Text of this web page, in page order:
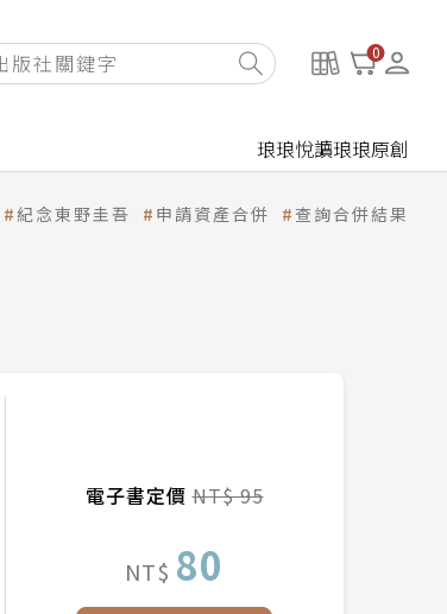
0
琅琅悅讀琅琅原創
紀念東野圭吾 申請資產合併 查詢合併結果
電子書定價NT$ 95
NT$ 80